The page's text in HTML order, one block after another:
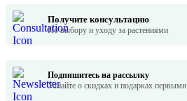
4,000₽.
Получите консультацию
По выбору и уходу за растениями
Подпишитесь на рассылку
Узнайте о скидках и подарках первыми